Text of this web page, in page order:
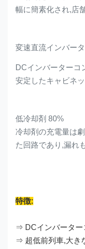
幅に簡素化され,店
変速直流インバー
DCインバーターコ
安定したキャビネ
低冷却剤 80%
冷却剤の充電量は
た回路であり,漏れ
特徴:
⇒ DCインバーター
⇒ 超低前列車,大き